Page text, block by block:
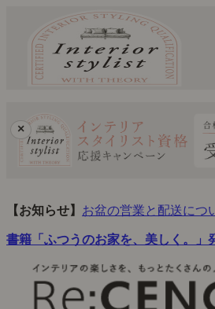
×
【お知らせ】 お盆の営業と配送につ
書籍「ふつうのお家を、美しく。」